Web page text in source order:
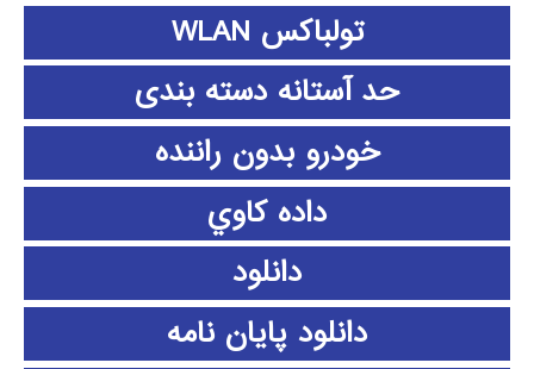
تولباکس WLAN
حد آستانه دسته بندی
خودرو بدون راننده
داده كاوي
دانلود
دانلود پايان نامه